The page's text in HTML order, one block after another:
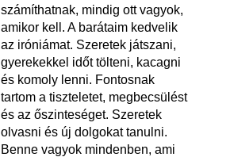
számíthatnak, mindig ott vagyok,
amikor kell. A barátaim kedvelik
az iróniámat. Szeretek játszani,
gyerekekkel időt tölteni, kacagni
és komoly lenni. Fontosnak
tartom a tiszteletet, megbecsülést
és az őszinteséget. Szeretek
olvasni és új dolgokat tanulni.
Benne vagyok mindenben, ami